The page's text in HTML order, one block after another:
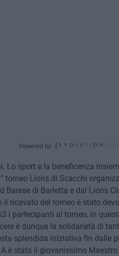
Powered by
Lo sport e la beneficenza
torneo Lions di Scacchi
Barese di Barletta e dal Lions
il ricavato del torneo è stato
i partecipanti al torneo, in
è dunque la solidarietà di
splendida iniziativa fin dalle
è stato il giovanissimo